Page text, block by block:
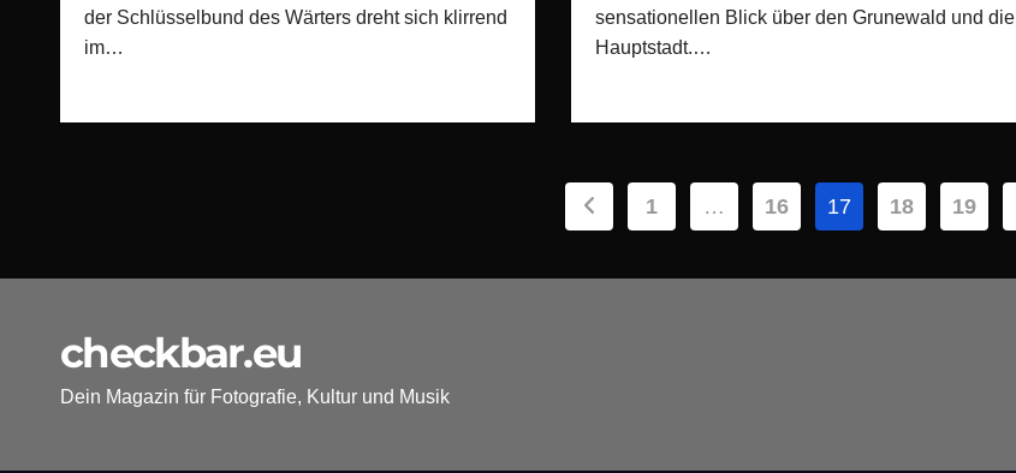
der Schlüsselbund des Wärters dreht sich klirrend
im…
sensationellen Blick über den Grunewald und die
Hauptstadt.…
Seitennummerierung
1 … 16 17 18 19
checkbar.eu
Dein Magazin für Fotografie, Kultur und Musik